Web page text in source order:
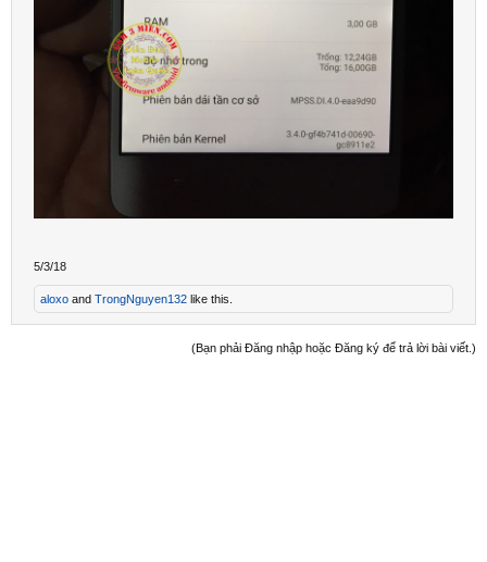
5/3/18
aloxo and TrongNguyen132 like this.
(Bạn phải Đăng nhập hoặc Đăng ký để trả lời bài viết.)